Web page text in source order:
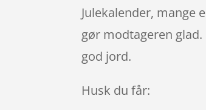
Julekalender, mange
gør modtageren
god jord.
Husk du får: